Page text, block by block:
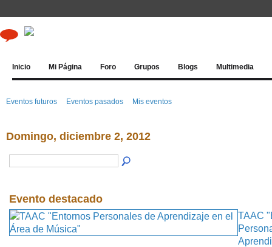
Inicio Mi Página Foro Grupos Blogs Multimedia
Eventos futuros Eventos pasados Mis eventos
Domingo, diciembre 2, 2012
Evento destacado
TAAC